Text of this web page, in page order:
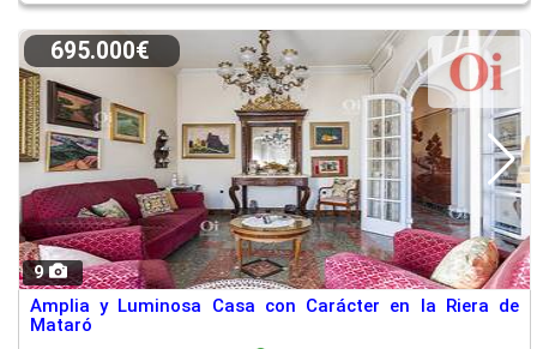
9
695.000€
Amplia y Luminosa Casa con Carácter en la Riera de
Mataró